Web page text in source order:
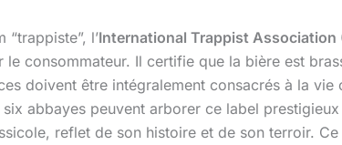
l’International Trappist Association
le consommateur. Il certifie que la bière est
doivent être intégralement consacrés à la
abbayes peuvent arborer ce label prestigieux
reflet de son histoire et de son terroir.